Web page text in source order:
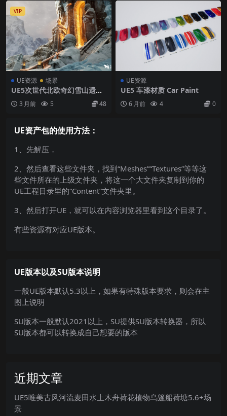
VIP
UE资源 场景
UE5次世代北欧奇幻雪山遗迹
场景3 月前 5 48
UE资源
UE5 车漆材质 Car Paint
6 月前 4 0
UE资产包的使用方法：
1、先解压，
2、然后查看这些文件夹，找到“Meshes”“Textures”等等这
些文件所在的上级文件夹，将这一个大文件夹复制到你的
UE工程目录里的“Content”文件夹里。
3、然后打开UE，就可以在内容浏览器里看到这个目录了。
有些资源有对应UE版本。
UE版本以及SU版本说明
一般UE版本默认5.3以上，如果有特殊版本要求，则会在主
图上说明
SU版本一般默认2021以上，SU提供SU版本转换器，所以
SU版本都可以转换成自己想要的版本
近期文章
UE5唯美古风河流麦田水上木舟荷花植物乌篷船荷塘5.6+场
景